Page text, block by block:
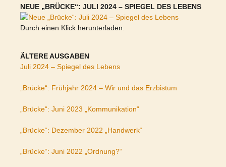
NEUE „BRÜCKE“: JULI 2024 – SPIEGEL DES LEBENS
Durch einen Klick herunterladen.
ÄLTERE AUSGABEN
Juli 2024 – Spiegel des Lebens
„Brücke“: Frühjahr 2024 – Wir und das Erzbistum
„Brücke“: Juni 2023 „Kommunikation“
„Brücke“: Dezember 2022 „Handwerk“
„Brücke“: Juni 2022 „Ordnung?“